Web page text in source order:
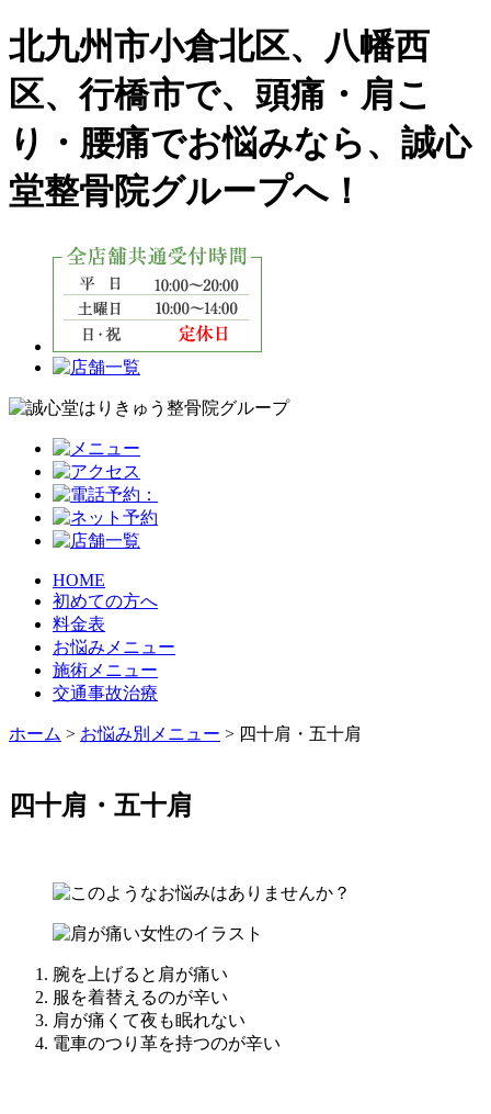
北九州市小倉北区、八幡西
区、行橋市で、頭痛・肩こ
り・腰痛でお悩みなら、誠心
堂整骨院グループへ！
HOME
初めての方へ
料金表
お悩みメニュー
施術メニュー
交通事故治療
ホーム > お悩み別メニュー > 四十肩・五十肩
四十肩・五十肩
腕を上げると肩が痛い
服を着替えるのが辛い
肩が痛くて夜も眠れない
電車のつり革を持つのが辛い